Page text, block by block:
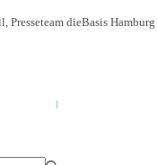
dieBasis Hamburg